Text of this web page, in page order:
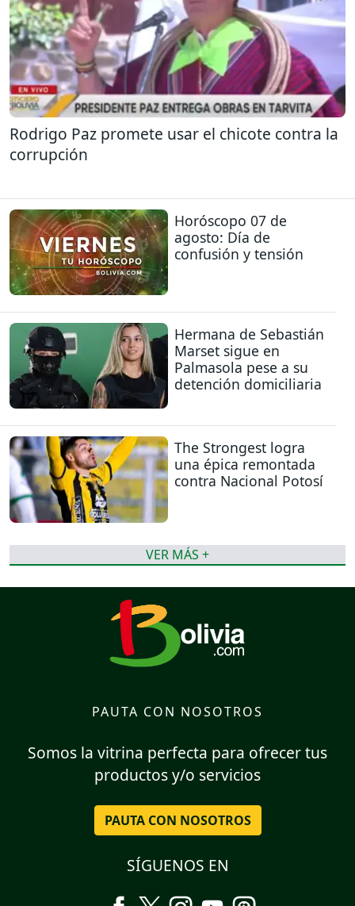
Rodrigo Paz promete usar el chicote contra la
corrupción
Horóscopo 07 de
agosto: Día de
confusión y tensión
Hermana de Sebastián
Marset sigue en
Palmasola pese a su
detención domiciliaria
The Strongest logra
una épica remontada
contra Nacional Potosí
VER MÁS +
PAUTA CON NOSOTROS
Somos la vitrina perfecta para ofrecer tus
productos y/o servicios
PAUTA CON NOSOTROS
SÍGUENOS EN